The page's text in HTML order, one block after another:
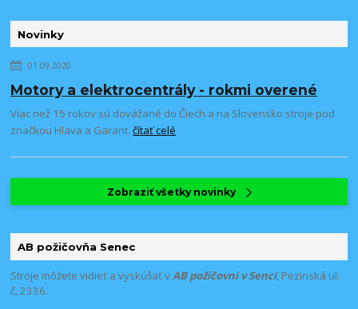
Novinky
01.09.2020
Motory a elektrocentrály - rokmi overené
Viac než 15 rokov sú dovážané do Čiech a na Slovensko stroje pod
značkou Hlava a Garant.čítať celé
Zobraziť všetky novinky
AB požičovňa Senec
Stroje môžete vidieť a vyskúšať vAB požičovni v Senci, Pezinská ul.
č. 2336.